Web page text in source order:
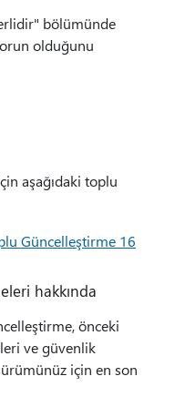
bölümünde
olduğunu
aşağıdaki toplu
Güncelleştirme 16
hakkında
önceki
ve güvenlik
için en son